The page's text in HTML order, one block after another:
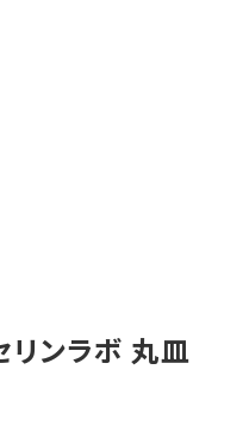
リンラボ 丸皿